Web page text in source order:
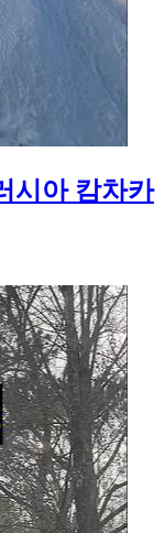
시아 캄차카